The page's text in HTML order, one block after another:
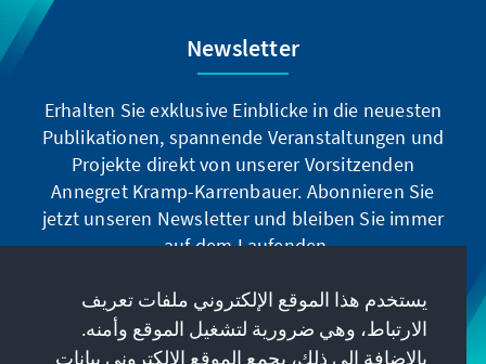
Newsletter
Erhalten Sie exklusive Einblicke in die neuesten
Publikationen, spannende Veranstaltungen und
Projekte direkt von unserer Vorsitzenden
Annegret Kramp-Karrenbauer. Abonnieren Sie
jetzt unseren Newsletter und bleiben Sie immer
auf dem Laufenden.
Jetzt abonnieren
يستخدم هذا الموقع الإلكتروني ملفات تعريف
الارتباط، وهي ضرورية لتشغيل الموقع وأمنه.
بالإضافة إلى ذلك، يجمع الموقع الإلكتروني بيانات